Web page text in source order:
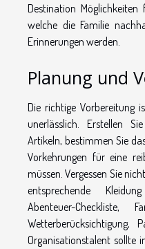
Destination Möglichkeiten
welche die Familie
Erinnerungen werden.
Planung und
Die richtige Vorbereitung
unerlässlich. Erstellen
Artikeln, bestimmen Sie
Vorkehrungen für eine
müssen. Vergessen Sie
entsprechende
Abenteuer-Checkliste,
Wetterberücksichtigung,
Organisationstalent sollte